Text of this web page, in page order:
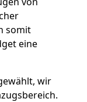
somit
eine
wir